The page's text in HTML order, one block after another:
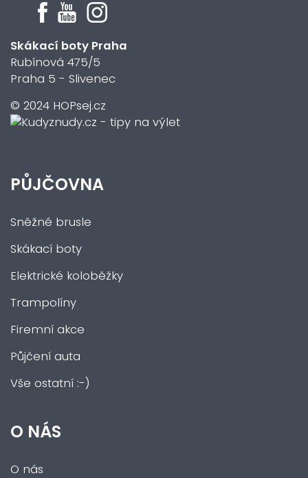
Skákací boty Praha
Rubínová 475/5
Praha 5 - Slivenec
© 2024 HOPsej.cz
PŮJČOVNA
Sněžné brusle
Skákací boty
Elektrické koloběžky
Trampolíny
Firemní akce
Půjčení auta
Vše ostatní :-)
O NÁS
O nás